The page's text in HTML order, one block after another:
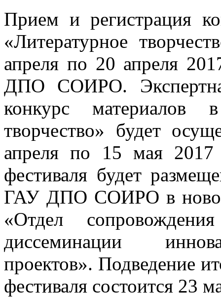
Прием и регистрация
«Литературное
апреля по 20 апреля
ДПО СОИРО.
конкурс материалов
творчество» будет
апреля по 15 мая 2017
фестиваля будет
ГАУ ДПО СОИРО в
«Отдел
диссеминации
проектов». Подведение
фестиваля состоится 23